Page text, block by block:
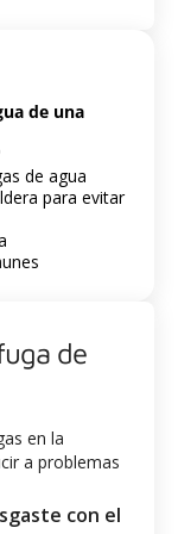
de una
de agua
para evitar
de
en la
a problemas
con el